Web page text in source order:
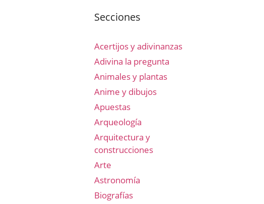
Secciones
Acertijos y adivinanzas
Adivina la pregunta
Animales y plantas
Anime y dibujos
Apuestas
Arqueología
Arquitectura y
construcciones
Arte
Astronomía
Biografías